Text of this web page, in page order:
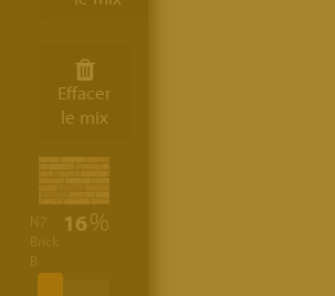
Effacer
le mix
16